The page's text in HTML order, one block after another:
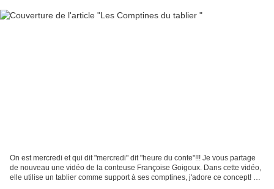
On est mercredi et qui dit "mercredi" dit "heure du conte"!!! Je vous partage
de nouveau une vidéo de la conteuse Françoise Goigoux. Dans cette vidéo,
elle utilise un tablier comme support à ses comptines, j'adore ce concept! La